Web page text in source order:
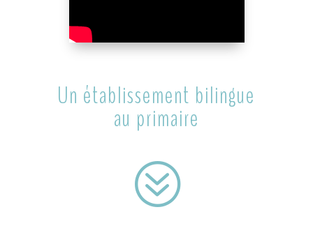
Un établissement bilingue
au primaire
?